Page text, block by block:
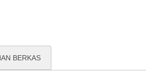
BERKAS